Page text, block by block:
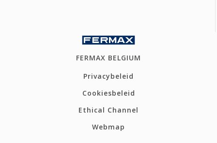
FERMAX BELGIUM
Privacybeleid
Cookiesbeleid
Ethical Channel
Webmap